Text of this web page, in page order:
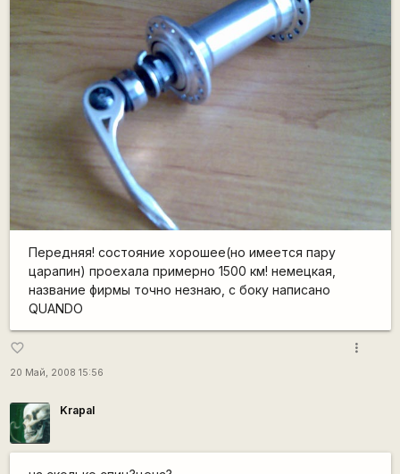
Передняя! состояние хорошее(но имеется пару
царапин) проехала примерно 1500 км! немецкая,
название фирмы точно незнаю, с боку написано
QUANDO
favorite_border
20 Май, 2008 15:56
more_vert
Krapal